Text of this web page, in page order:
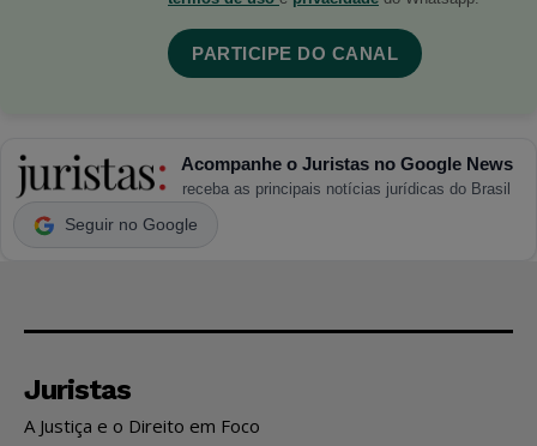
PARTICIPE DO CANAL
Acompanhe o Juristas no Google News
receba as principais notícias jurídicas do Brasil
Seguir no Google
Juristas
A Justiça e o Direito em Foco